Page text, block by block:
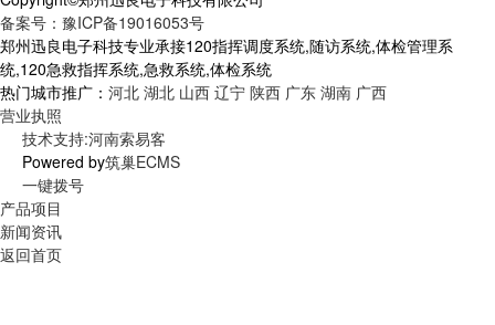
备案号：豫ICP备19016053号
郑州迅良电子科技专业承接120指挥调度系统,随访系统,体检管理系
统,120急救指挥系统,急救系统,体检系统
热门城市推广： 河北 湖北 山西 辽宁 陕西 广东 湖南 广西
营业执照
技术支持:河南索易客
Powered by筑巢ECMS
一键拨号
产品项目
新闻资讯
返回首页